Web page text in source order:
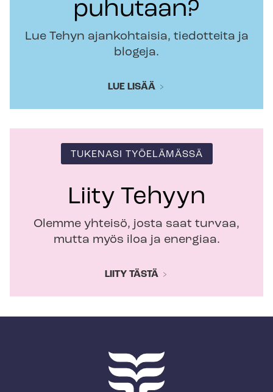
puhutaan?
Lue Tehyn ajankohtaisia, tiedotteita ja
blogeja.
LUE LISÄÄ
TUKENASI TYÖELÄMÄSSÄ
Liity Tehyyn
Olemme yhteisö, josta saat turvaa,
mutta myös iloa ja energiaa.
LIITY TÄSTÄ